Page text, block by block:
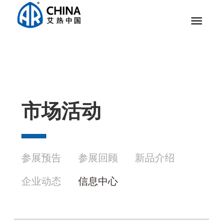
Toggle
市场活动
参展预告 参展回顾 新品介绍
企业动态 信息中心